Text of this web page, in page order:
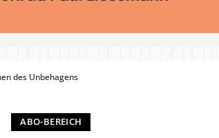
des Unbehagens